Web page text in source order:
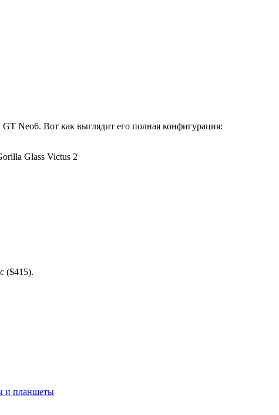
Neo6. Вот как выглядит его полная конфигурация:
Glass Victus 2
($415).
и планшеты